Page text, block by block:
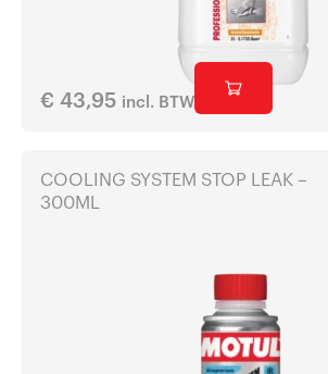
€ 43,95 incl. BTW
COOLING SYSTEM STOP LEAK –
300ML